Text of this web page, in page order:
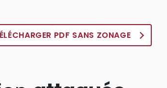
PDF SANS ZONAGE